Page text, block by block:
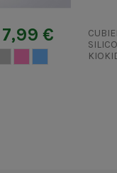
7,99 €
AZUL CIELO